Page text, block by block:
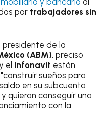
por trabajadores sin
, presidente de la
(ABM), precisó
el Infonavit están
sueños para
en su subcuenta
y quieran conseguir una
con la